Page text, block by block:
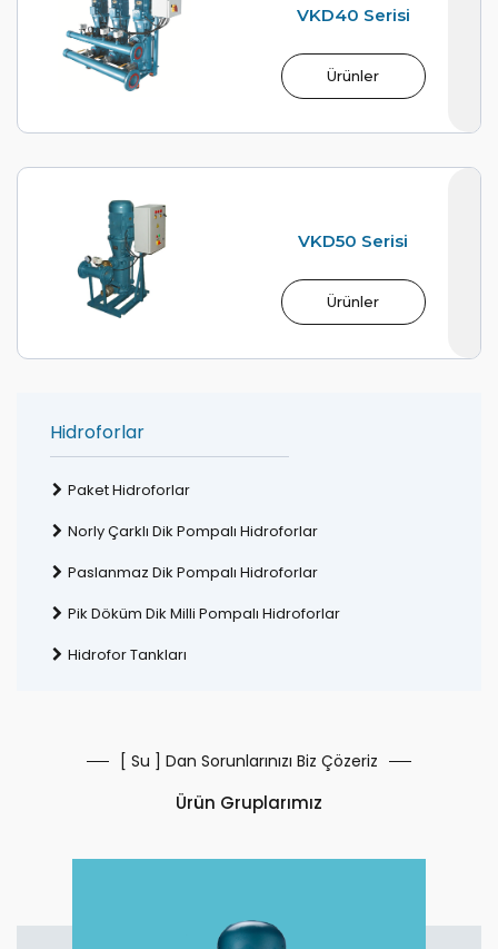
VKD40 Serisi
Ürünler
VKD50 Serisi
Ürünler
Hidroforlar
Paket Hidroforlar
Norly Çarklı Dik Pompalı Hidroforlar
Paslanmaz Dik Pompalı Hidroforlar
Pik Döküm Dik Milli Pompalı Hidroforlar
Hidrofor Tankları
[ Su ] Dan Sorunlarınızı Biz Çözeriz
Ürün Gruplarımız